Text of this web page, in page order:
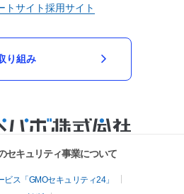
トサイト採用サイト
り組み
セキュリティ事業について
ス「GMOセキュリティ24」